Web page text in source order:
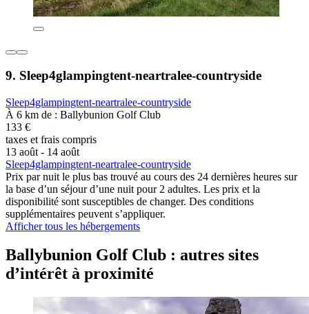
9. Sleep4glampingtent-neartralee-countryside
Sleep4glampingtent-neartralee-countryside
À 6 km de : Ballybunion Golf Club
133 €
taxes et frais compris
13 août - 14 août
Sleep4glampingtent-neartralee-countryside
Prix par nuit le plus bas trouvé au cours des 24 dernières heures sur
la base d’un séjour d’une nuit pour 2 adultes. Les prix et la
disponibilité sont susceptibles de changer. Des conditions
supplémentaires peuvent s’appliquer.
Afficher tous les hébergements
Ballybunion Golf Club : autres sites
d’intérêt à proximité